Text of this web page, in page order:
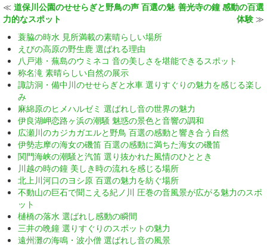
≪ 道保川公園のせせらぎと野鳥の声 百選の魅
力的なスポット
善光寺の鐘 感動の百選
体験 ≫
蓑脇の時水 見所満載の素晴らしい場所
えびの高原の野生鹿 選ばれる理由
八戸港・蕪島のウミネコ 音の美しさを堪能できるスポット
称名滝 素晴らしい自然の展示
諏訪洞・備中川のせせらぎと水車 選りすぐりの魅力を感じる楽し
み
麻綿原のヒメハルゼミ 選ばれし音の世界の魅力
伊良湖岬恋路ヶ浜の潮騒 魅惑の景色と音響の調和
広瀬川のカジカガエルと野鳥 百選の感動と響き合う自然
伊勢志摩の海女の磯笛 百選の感動に満ちた海女の磯笛
関門海峡の潮騒と汽笛 選り抜かれた風情のひととき
川越の時の鐘 美しき時の流れを感じる場所
北上川河口のヨシ原 百選の魅力を紡ぐ場所
不動山の巨石で聞こえる紀ノ川 圧巻の音風景が広がる魅力のスポ
ット
樋橋の落水 選ばれし感動の瞬間
三井の晩鐘 選りすぐりのスポットの魅力
遠州灘の海鳴・波小僧 選ばれし音の風景